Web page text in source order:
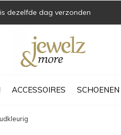
ACCESSOIRES SCHOENEN
dezelfde dag verzonden